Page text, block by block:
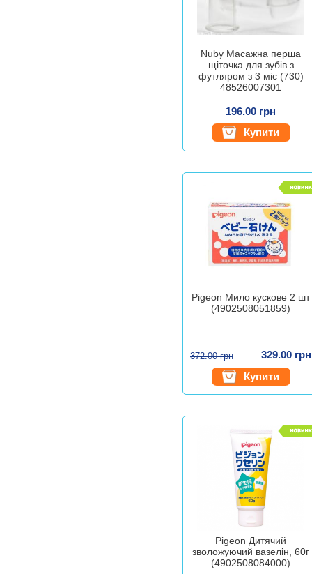
Nuby Масажна перша
щіточка для зубів з
футляром з 3 міс (730)
48526007301
196.00 грн
Купити
Pigeon Мило кускове 2 шт
(4902508051859)
372.00 грн
329.00 грн
Купити
Pigeon Дитячий
зволожуючий вазелін, 60г
(4902508084000)